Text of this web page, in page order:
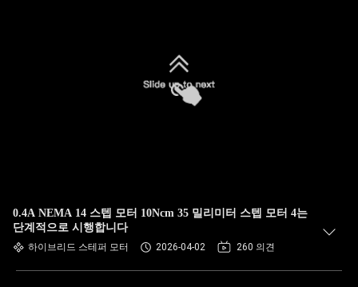
0.4A NEMA 14 스텝 모터 10Ncm 35 밀리미터 스텝 모터 4는
단계적으로 시행합니다
하이브리드 스테퍼 모터 2026-04-02 260 의견